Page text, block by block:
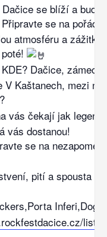
se blíží a bude
Připravte se na
atmosféru a
KDE? Dačice,
Kaštanech, mezi
vás čekají jak
vás dostanou!
se na
pití a spousta